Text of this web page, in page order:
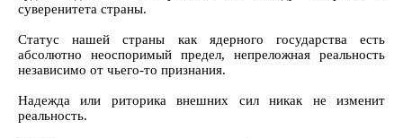
суверенитета страны.
Статус нашей страны как ядерного государства есть
абсолютно неоспоримый предел, непреложная реальность
независимо от чьего-то признания.
Надежда или риторика внешних сил никак не изменит
реальность.